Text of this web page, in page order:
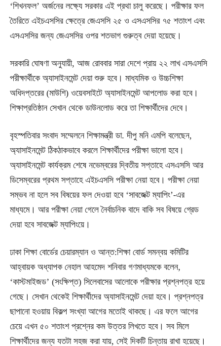
‘শিখনফল’ অর্জনের লক্ষ্যে সরকার এই প্রথা চালু করেছে। পরীক্ষার ফল
তৈরিতে এইচএসসির ক্ষেত্রে জেএসসি ২৫ ও এসএসসির ৭৫ শতাংশ এবং
এসএসসির জন্য জেএসসির ওপর শতভাগ গুরুত্ব দেয়া হয়েছে।
সরকারি ঘোষণা অনুযায়ী, আজ রোববার সারা দেশে প্রায় ২২ লাখ এসএসসি
পরীক্ষার্থীকে অ্যাসাইনমেন্ট দেয়া শুরু হবে। মাধ্যমিক ও উচ্চশিক্ষা
অধিদপ্তরের (মাউশি) ওয়েবসাইটে অ্যাসাইনমেন্ট আপলোড করা হবে।
শিক্ষাপ্রতিষ্ঠান সেখান থেকে ডাউনলোড করে তা শিক্ষার্থীদের দেবে।
বৃহস্পতিবার সংবাদ সম্মেলনে শিক্ষামন্ত্রী ডা. দীপু মনি এমপি বলেছেন,
অ্যাসাইনমেন্ট ঠিকঠাকভাবে করলে শিক্ষার্থীদের পরীক্ষা ভালো হবে।
অ্যাসাইনমেন্ট কার্যক্রম শেষে নভেম্বরের দ্বিতীয় সপ্তাহে এসএসসি আর
ডিসেম্বরের প্রথম সপ্তাহে এইচএসসি পরীক্ষা নেয়া হবে। পরীক্ষা নেয়া
সম্ভব না হলে সব বিষয়ের ফল দেওয়া হবে ‘সাবজেক্ট ম্যাপিং’-এর
মাধ্যমে। আর পরীক্ষা নেয়া গেলে নৈর্বাচনিক বাদে বাকি সব বিষয়ে গ্রেড
দেয়া হবে সাবজেক্ট ম্যাপিংয়ে।
ঢাকা শিক্ষা বোর্ডের চেয়ারম্যান ও আন্ত:শিক্ষা বোর্ড সমন্বয় কমিটির
আহ্বায়ক অধ্যাপক নেহাল আহমেদ শনিবার গণমাধ্যমকে বলেন,
‘কাস্টমাইজড’ (সংক্ষিপ্ত) সিলেবাসের আলোকে পরীক্ষার প্রশ্নপত্র হয়ে
গেছে। সেখান থেকেই শিক্ষার্থীদের অ্যাসাইনমেন্ট দেয়া হবে। প্রশ্নপত্র
ছাপানো হওয়ায় বিকল্প সংখ্যা আগের মতোই থাকছে। এর ফলে আগের
চেয়ে এখন ৫০ শতাংশ প্রশ্নের কম উত্তর লিখতে হবে। সব মিলে
শিক্ষার্থীদের জন্য যতটা সহজ করা যায়, সেই দিকটি চিন্তায় রাখা হয়েছে।